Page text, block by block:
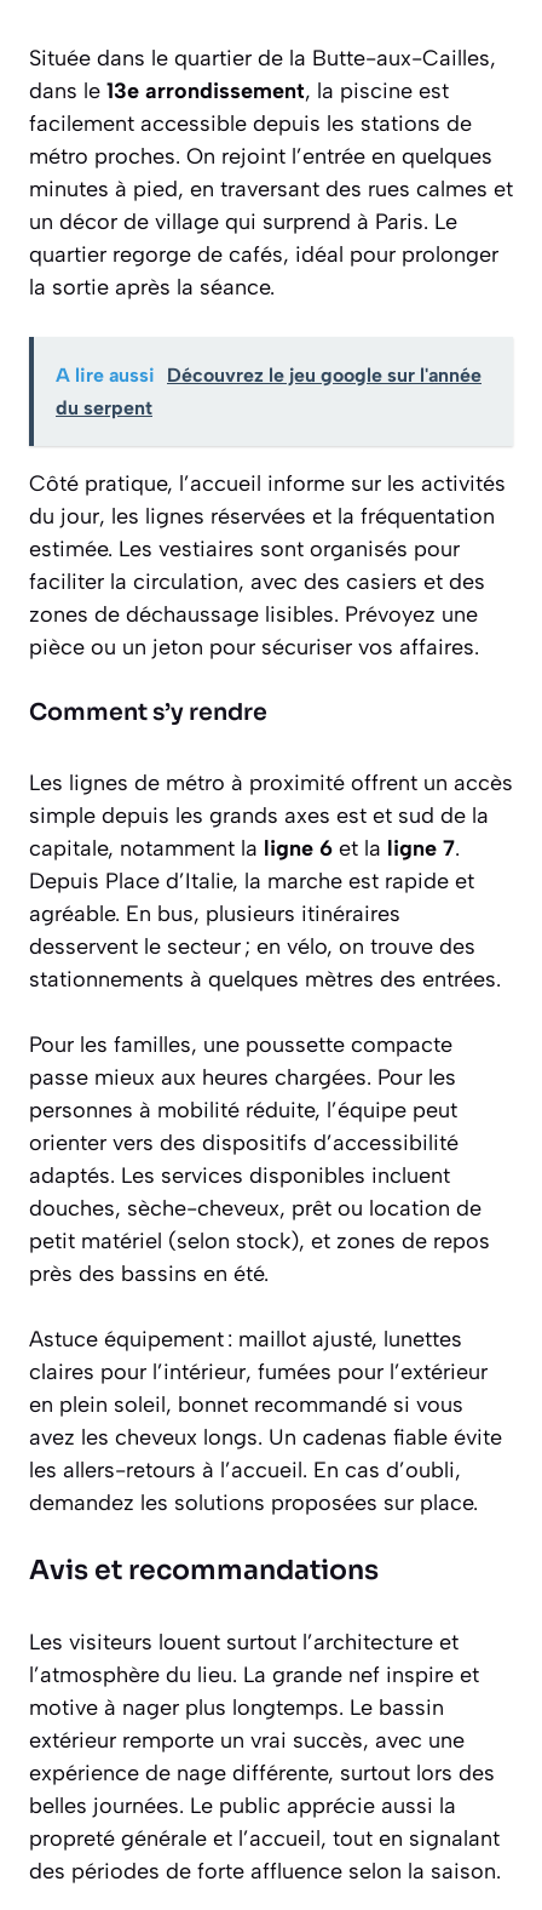
Située dans le quartier de la Butte-aux-Cailles,
dans le 13e arrondissement, la piscine est
facilement accessible depuis les stations de
métro proches. On rejoint l’entrée en quelques
minutes à pied, en traversant des rues calmes et
un décor de village qui surprend à Paris. Le
quartier regorge de cafés, idéal pour prolonger
la sortie après la séance.
A lire aussi
Découvrez le jeu google sur l'année
du serpent
Côté pratique, l’accueil informe sur les activités
du jour, les lignes réservées et la fréquentation
estimée. Les vestiaires sont organisés pour
faciliter la circulation, avec des casiers et des
zones de déchaussage lisibles. Prévoyez une
pièce ou un jeton pour sécuriser vos affaires.
Comment s’y rendre
Les lignes de métro à proximité offrent un accès
simple depuis les grands axes est et sud de la
capitale, notamment la ligne 6 et la ligne 7.
Depuis Place d’Italie, la marche est rapide et
agréable. En bus, plusieurs itinéraires
desservent le secteur ; en vélo, on trouve des
stationnements à quelques mètres des entrées.
Pour les familles, une poussette compacte
passe mieux aux heures chargées. Pour les
personnes à mobilité réduite, l’équipe peut
orienter vers des dispositifs d’accessibilité
adaptés. Les services disponibles incluent
douches, sèche-cheveux, prêt ou location de
petit matériel (selon stock), et zones de repos
près des bassins en été.
Astuce équipement : maillot ajusté, lunettes
claires pour l’intérieur, fumées pour l’extérieur
en plein soleil, bonnet recommandé si vous
avez les cheveux longs. Un cadenas fiable évite
les allers-retours à l’accueil. En cas d’oubli,
demandez les solutions proposées sur place.
Avis et recommandations
Les visiteurs louent surtout l’architecture et
l’atmosphère du lieu. La grande nef inspire et
motive à nager plus longtemps. Le bassin
extérieur remporte un vrai succès, avec une
expérience de nage différente, surtout lors des
belles journées. Le public apprécie aussi la
propreté générale et l’accueil, tout en signalant
des périodes de forte affluence selon la saison.